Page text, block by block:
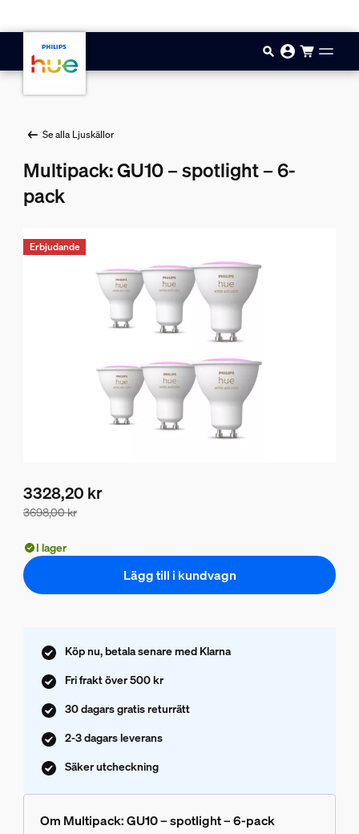
Se alla Ljuskällor
Multipack: GU10 – spotlight – 6-
pack
3698,00 kr
3328,20 kr
Erbjudande
I lager
Lägg till i kundvagn
Köp nu, betala senare med Klarna
Fri frakt över 500 kr
30 dagars gratis returrätt
2-3 dagars leverans
Säker utcheckning
Om Multipack: GU10 – spotlight – 6-pack